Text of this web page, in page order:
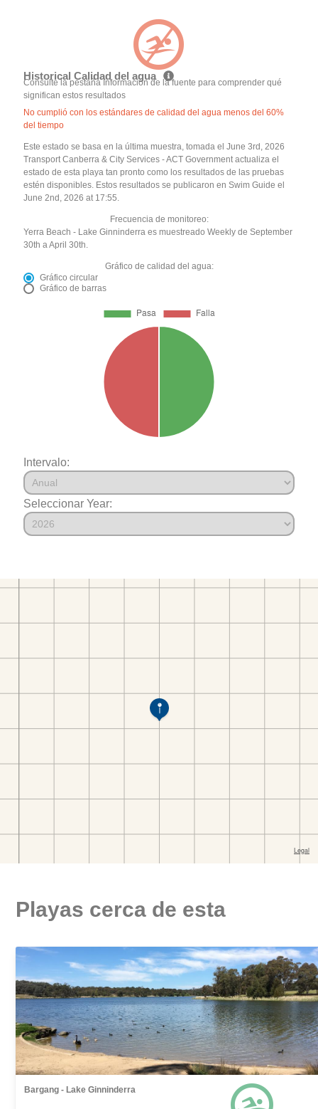
Historical Calidad del agua
Consulte la pestaña Información de la fuente para comprender qué
significan estos resultados
No cumplió con los estándares de calidad del agua menos del 60%
del tiempo
Este estado se basa en la última muestra, tomada el June 3rd, 2026
Transport Canberra & City Services - ACT Government actualiza el
estado de esta playa tan pronto como los resultados de las pruebas
estén disponibles. Estos resultados se publicaron en Swim Guide el
June 2nd, 2026 at 17:55.
Frecuencia de monitoreo:
Yerra Beach - Lake Ginninderra es muestreado Weekly de September
30th a April 30th.
Gráfico de calidad del agua:
Gráfico circular
Gráfico de barras
Intervalo:
Seleccionar Year:
Playas cerca de esta
Bargang - Lake Ginninderra